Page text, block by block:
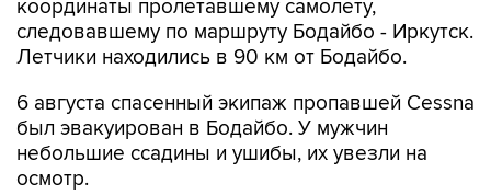
По данным следствия, аварийный радиомаяк
на борту воздушного судна не сработал,
Следствие рассматривает три основные
версии происшествия: техническая
неисправность, нарушение правил